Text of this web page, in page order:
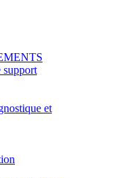
support
et